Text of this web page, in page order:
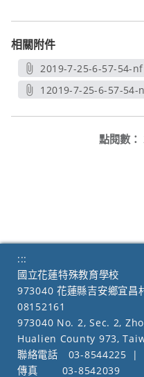
相關附件
2019-7-25-6-57-54-
另開新視窗
12019-7-25-6-57-54-
點閱數：
:::
國立花蓮特殊教育學校
973040 花蓮縣吉安鄉宜昌
08152161
973040 No. 2, Sec. 2,
Hualien County 973,
聯絡電話
03-8544225
|
傳真
03-8542039